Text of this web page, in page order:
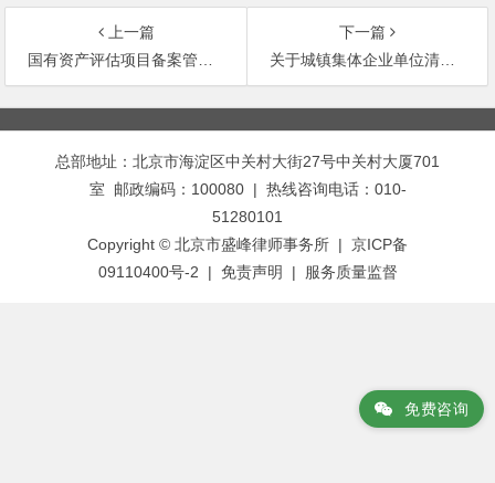
上一篇
国有资产评估项目备案管理办法
下一篇
关于城镇集体企业单位清产核资若干税收财务处理规定的通知
文
章
总部地址：北京市海淀区中关村大街27号中关村大厦701
室 邮政编码：100080 | 热线咨询电话：010-
51280101
Copyright © 北京市盛峰律师事务所 | 京ICP备
09110400号-2 | 免责声明 | 服务质量监督
免费咨询